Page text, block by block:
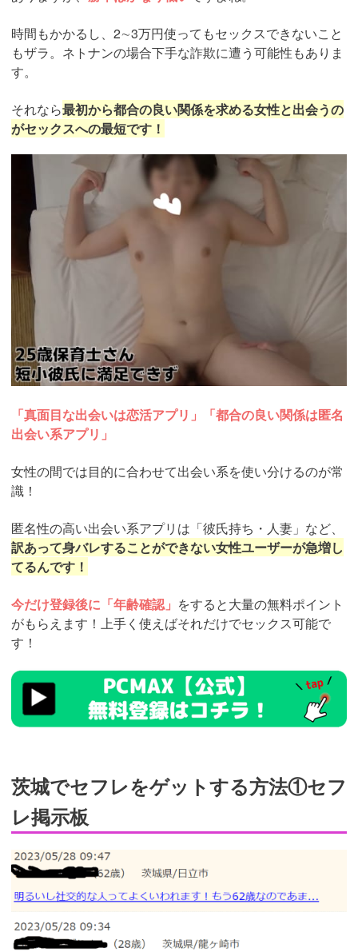
時間もかかるし、2∼3万円使ってもセックスできないこと
もザラ。ネトナンの場合下手な詐欺に遭う可能性もありま
す。
それなら最初から都合の良い関係を求める女性と出会うの
がセックスへの最短です！
https://pcmax.jp/lp/?
ad_id=rm327007
「真面目な出会いは恋活アプリ」「都合の良い関係は匿名
出会い系アプリ」
女性の間では目的に合わせて出会い系を使い分けるのが常
識！
匿名性の高い出会い系アプリは「彼氏持ち・人妻」など、
訳あって身バレすることができない女性ユーザーが急増し
てるんです！
今だけ登録後に「年齢確認」 をすると大量の無料ポイント
がもらえます！上手く使えばそれだけでセックス可能で
す！
https://pcmax.jp/lp/?
ad_id=rm327007
茨城でセフレをゲットする方法①セフ
レ掲示板